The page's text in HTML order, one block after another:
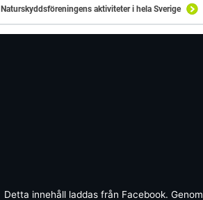
Naturskyddsföreningens aktiviteter i hela Sverige
Detta innehåll laddas från Facebook. Genom